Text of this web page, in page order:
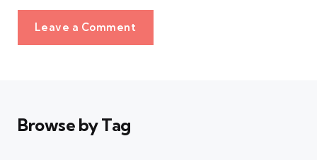
Leave a Comment
Browse by Tag